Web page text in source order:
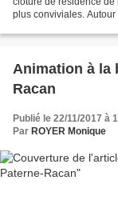
plus conviviales.
Animation à la
Racan
Publié le 22/11/2017 à
Par ROYER Monique